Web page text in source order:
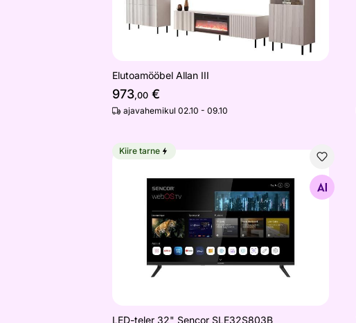
Elutoamööbel Allan III
973,00 €
ajavahemikul 02.10 - 09.10
Otsi sarnaseid
Kiire tarne
LED-teler 32" Sencor SLE32S803B